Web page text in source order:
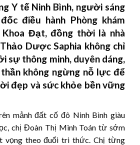
Y tế Ninh Bình, người sáng
điều hành Phòng khám
Khoa Đạt, đồng thời là nhà
Dược Saphia không chỉ
sự thông minh, duyên dáng,
không ngừng nỗ lực để
đẹp và sức khỏe bền vững
mảnh đất cố đô Ninh Bình giàu
chị Đoàn Thị Minh Toán từ sớm
vọng theo đuổi tri thức. Chị từng